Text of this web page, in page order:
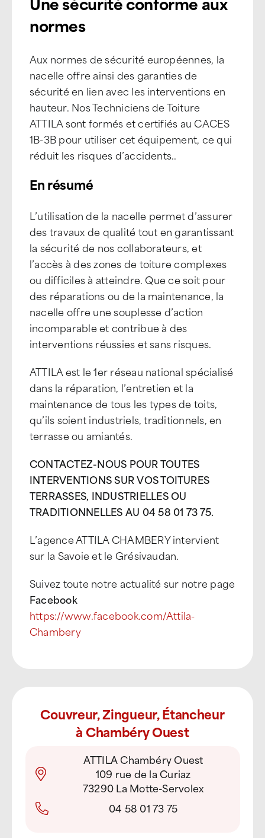
normes
Aux normes de sécurité européennes, la
nacelle offre ainsi des garanties de
sécurité en lien avec les interventions en
hauteur. Nos Techniciens de Toiture
ATTILA sont formés et certifiés au CACES
1B-3B pour utiliser cet équipement, ce qui
réduit les risques d’accidents..
En résumé
L’utilisation de la nacelle permet d’assurer
des travaux de qualité tout en garantissant
la sécurité de nos collaborateurs, et
l’accès à des zones de toiture complexes
ou difficiles à atteindre. Que ce soit pour
des réparations ou de la maintenance, la
nacelle offre une souplesse d’action
incomparable et contribue à des
interventions réussies et sans risques.
ATTILA est le 1er réseau national spécialisé
dans la réparation, l’entretien et la
maintenance de tous les types de toits,
qu’ils soient industriels, traditionnels, en
terrasse ou amiantés.
CONTACTEZ-NOUS POUR TOUTES
INTERVENTIONS SUR VOS TOITURES
TERRASSES, INDUSTRIELLES OU
TRADITIONNELLES AU 04 58 01 73 75.
L’agence ATTILA CHAMBERY intervient
sur la Savoie et le Grésivaudan.
Suivez toute notre actualité sur notre page
Facebook
https://www.facebook.com/Attila-
Chambery
Couvreur, Zingueur, Étancheur
à Chambéry Ouest
ATTILA Chambéry Ouest
109 rue de la Curiaz
73290 La Motte-Servolex
04 58 01 73 75